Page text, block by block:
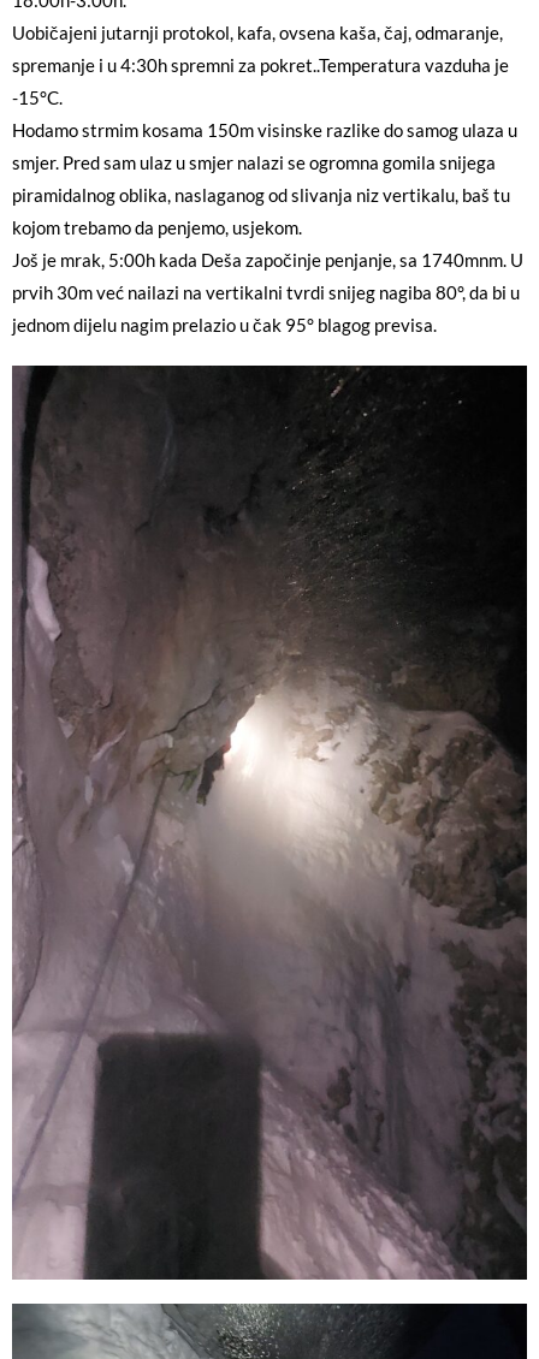
Uobičajeni jutarnji protokol, kafa, ovsena kaša, čaj, odmaranje,
spremanje i u 4:30h spremni za pokret..Temperatura vazduha je
-15°C.
Hodamo strmim kosama 150m visinske razlike do samog ulaza u
smjer. Pred sam ulaz u smjer nalazi se ogromna gomila snijega
piramidalnog oblika, naslaganog od slivanja niz vertikalu, baš tu
kojom trebamo da penjemo, usjekom.
Još je mrak, 5:00h kada Deša započinje penjanje, sa 1740mnm. U
prvih 30m već nailazi na vertikalni tvrdi snijeg nagiba 80°, da bi u
jednom dijelu nagim prelazio u čak 95° blagog previsa.